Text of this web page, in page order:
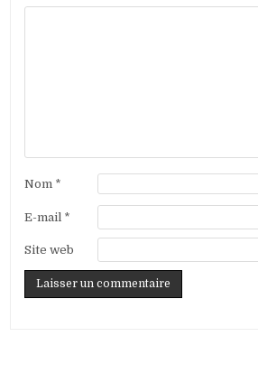
Nom *
E-mail *
Site web